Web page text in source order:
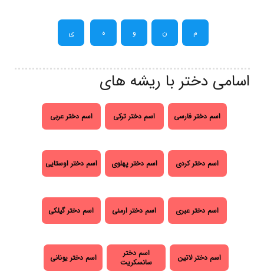
م ن و ه ی
اسامی دختر با ریشه های
اسم دختر فارسی اسم دختر ترکی اسم دختر عربی
اسم دختر کردی اسم دختر پهلوی اسم دختر اوستایی
اسم دختر عبری اسم دختر ارمنی اسم دختر گیلکی
اسم دختر لاتین
اسم دختر
سانسکریت
اسم دختر یونانی